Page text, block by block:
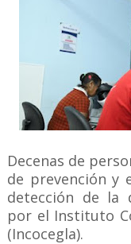
Decenas de
de prevención y
detección de la
por el Instituto
(Incocegla).